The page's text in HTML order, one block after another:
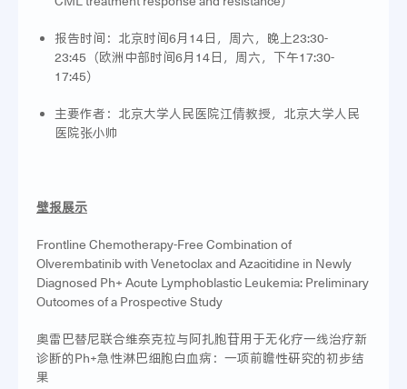
报告时间：北京时间6月14日，周六，晚上23:30-
23:45（欧洲中部时间6月14日，周六，下午17:30-
17:45）
主要作者：北京大学人民医院江倩教授，北京大学人民
医院张小帅
壁报展示
Frontline Chemotherapy-Free Combination of
Olverembatinib with Venetoclax and Azacitidine in Newly
Diagnosed Ph+ Acute Lymphoblastic Leukemia: Preliminary
Outcomes of a Prospective Study
奥雷巴替尼联合维奈克拉与阿扎胞苷用于无化疗一线治疗新
诊断的Ph+急性淋巴细胞白血病：一项前瞻性研究的初步结
果